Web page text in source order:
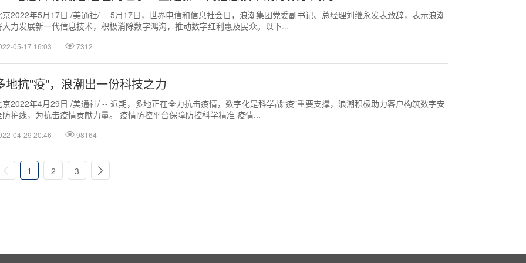
京2022年5月17日 /美通社/ -- 5月17日，世界电信和信息社会日，浪潮集团党委副书记、总经理刘继永发表致辞，表示浪潮
大力发展新一代信息技术，积极消除数字鸿沟，推动数字红利惠及民众。以下...
05-17 16:03 7312
地抗"疫"，浪潮出一份科技之力
京2022年4月29日 /美通社/ -- 近期，多地正在全力抗击疫情，数字化是科学战“疫”重要支撑，浪潮积极助力客户构筑数字安
防护线，为抗击疫情贡献力量。 疫情防控平台保障防控科学精准 疫情...
04-29 20:46 98164
1 2 3